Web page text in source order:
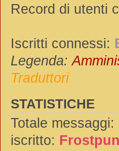
Record di utenti
Iscritti connessi:
Legenda:
Traduttori
STATISTICHE
Totale messaggi:
iscritto: